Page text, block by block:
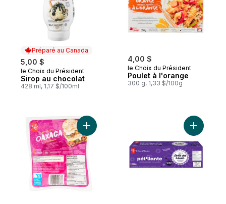
Préparé au Canada
5,00 $
Préparé au Canada
le Choix du Président
Sirop au chocolat
428 ml, 1,17 $/100ml
4,00 $
le Choix du Président
Poulet à l'orange
300 g, 1,33 $/100g
Ajouter Oaxaca de style mexicain au
Ajouter